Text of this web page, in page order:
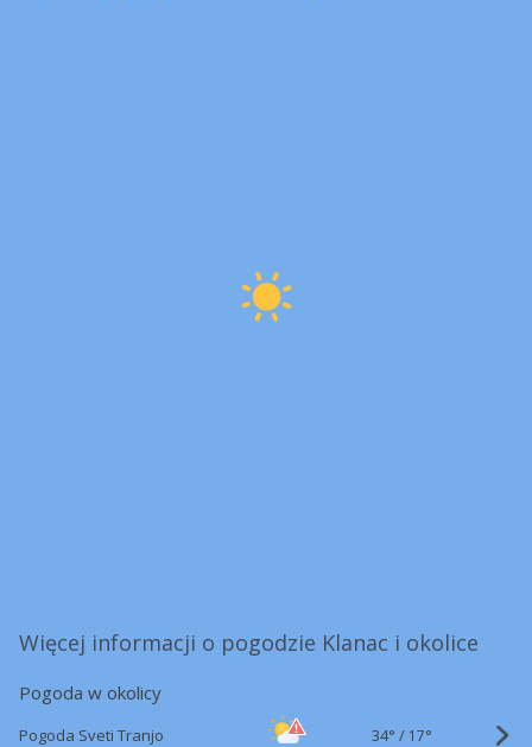
Więcej informacji o pogodzie Klanac i okolice
Pogoda w okolicy
Pogoda Sveti Tranjo 34° / 17°